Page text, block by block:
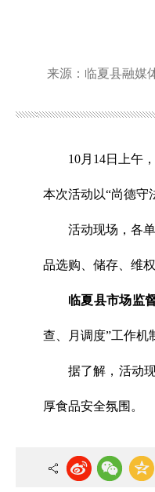
来源：临夏县融媒
10月14日上午
本次活动以“尚德守
活动现场，各
品选购、储存、维
临夏县市场监
查、月调度”工作机
据了解，活动
厚食品安全氛围。